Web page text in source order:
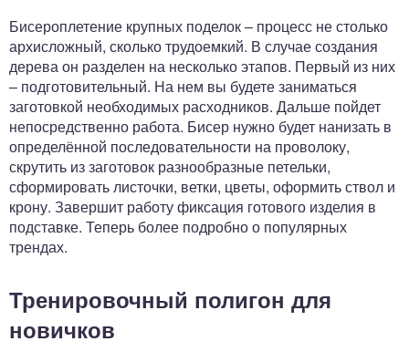
Бисероплетение крупных поделок – процесс не столько
архисложный, сколько трудоемкий. В случае создания
дерева он разделен на несколько этапов. Первый из них
– подготовительный. На нем вы будете заниматься
заготовкой необходимых расходников. Дальше пойдет
непосредственно работа. Бисер нужно будет нанизать в
определённой последовательности на проволоку,
скрутить из заготовок разнообразные петельки,
сформировать листочки, ветки, цветы, оформить ствол и
крону. Завершит работу фиксация готового изделия в
подставке. Теперь более подробно о популярных
трендах.
Тренировочный полигон для
новичков